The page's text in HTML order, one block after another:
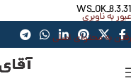
WS_OK_8.3.31
عبور به ناوبری
رفتن به محتوای اصلی